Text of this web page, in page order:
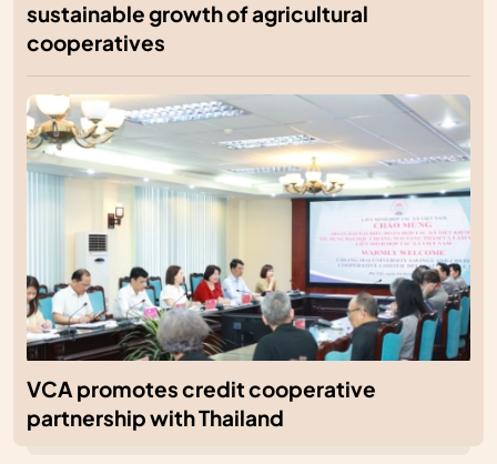
sustainable growth of agricultural
cooperatives
VCA promotes credit cooperative
partnership with Thailand